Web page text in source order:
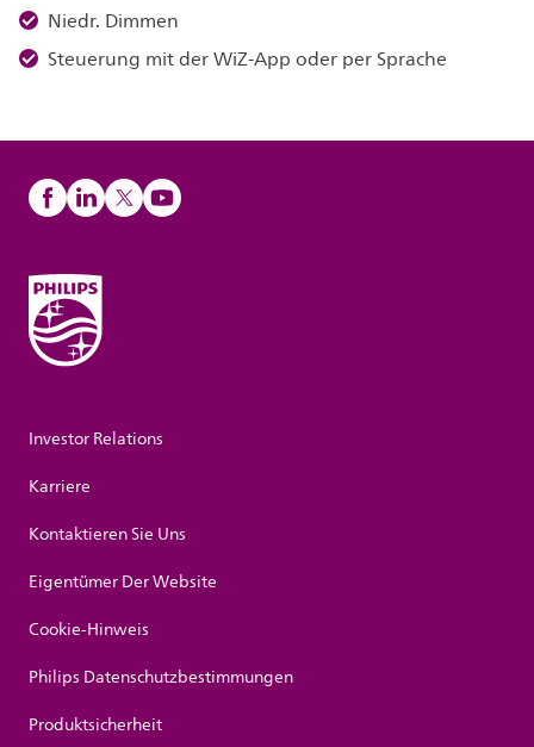
Niedr. Dimmen
Steuerung mit der WiZ-App oder per Sprache
Investor Relations
Karriere
Kontaktieren Sie Uns
Eigentümer Der Website
Cookie-Hinweis
Philips Datenschutzbestimmungen
Produktsicherheit